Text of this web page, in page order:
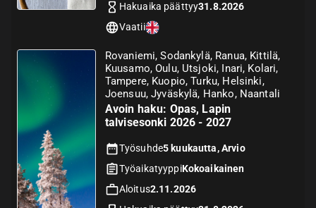
Hakuaika päättyy31.8.2026
Vaatii
Rovaniemi, Sodankylä, Ranua, Kittilä,
Kuusamo, Oulu, Utsjoki, Inari, Kolari,
Tampere, Kuopio, Turku, Helsinki,
Joensuu, Jyväskylä, Hanko, Naantali
Avoin haku: Opas, Lapin
talvisesonki 2026 - 2027
Työsuhde5 kuukautta, Arvio
TyöaikatyyppiKokoaikainen
Aloitus2.11.2026